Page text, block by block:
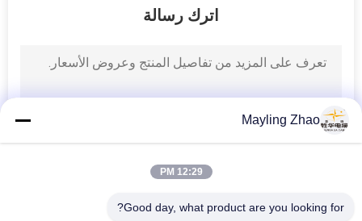
ارتفاع درجة الحرارة
الكابل
اترك رسالة
Mayling Zhao
12:29 PM
Good day, what product are you looking for?